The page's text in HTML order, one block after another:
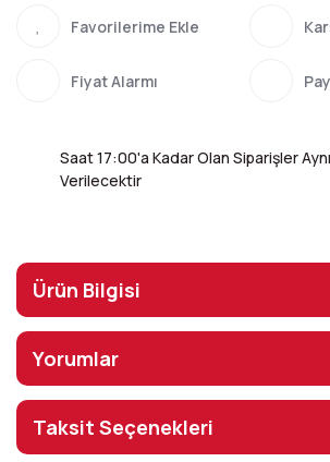
Fiyat Alarmı
Saat 17:00'a Kadar Olan Siparişler
Verilecektir
Ürün Bilgisi
Yorumlar
Taksit Seçenekleri